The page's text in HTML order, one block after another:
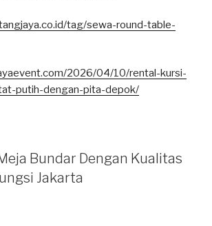
tag/sewa-round-table-
2026/04/10/rental-kursi-
putih-dengan-pita-depok/
Bundar Dengan Kualitas
Jakarta